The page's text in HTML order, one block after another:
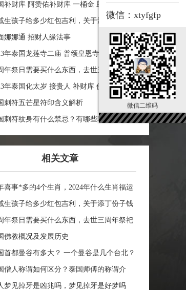
介绍
补财库 阿赞佑补财库 一桶金 助力生意财
富
生孩子给多少红包吉利，关于添丁份子钱
讲究
娜娜通 招财人缘法事
年泰国龙莲寺二庙 普颂皇恩寺化太岁 接
补财库 佛历2566年
年祭日需要买什么东西，去世三周年祭祀
风水
年泰国化太岁 接贵人 补财库 佛历2566年
刺符五芒星符印含义解析
刺符纹身有什么禁忌？有哪些功效？
相关文章
喜事*多的4个生肖，2024年什么生肖福运
好事连连
生孩子给多少红包吉利，关于添丁份子钱
讲究
年祭日需要买什么东西，去世三周年祭祀
风水
佛教概况及发展历史
首都曼谷有多大？ 一个曼谷是几个台北？
图看曼谷面积与各大城市比较
僧人称谓如何区分？泰国师傅的称谓介
梦见掉牙是凶兆吗，梦见掉牙是好梦吗
微信：xtyfgfp
微信二维码